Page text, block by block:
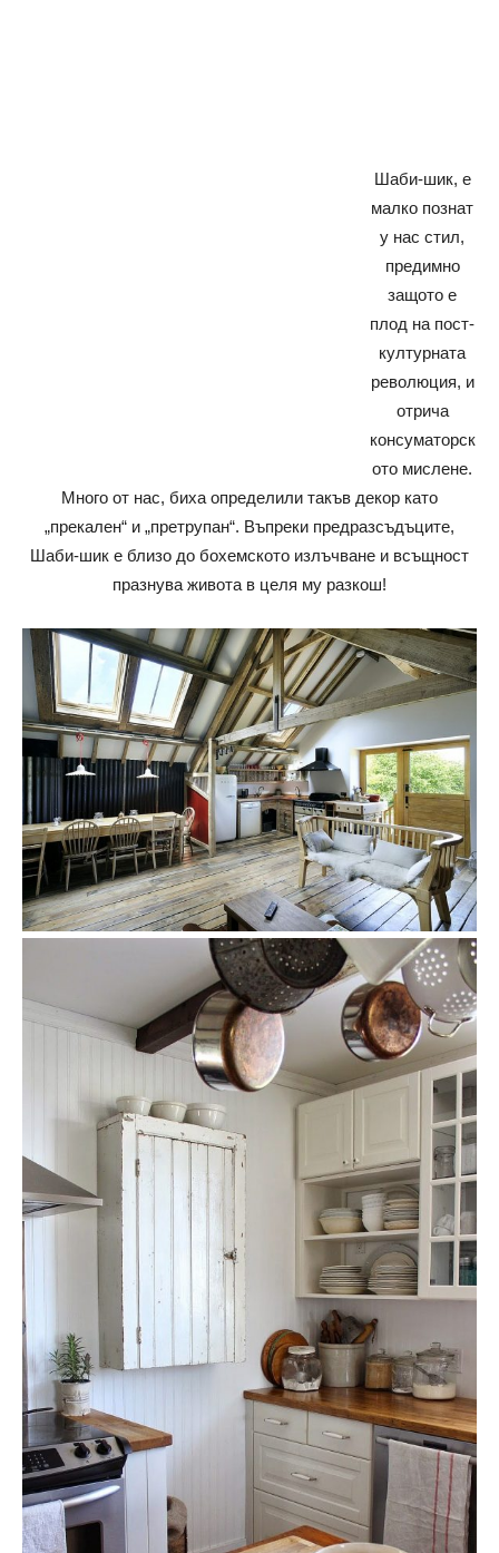
Шаби-шик, е
малко познат
у нас стил,
предимно
защото е
плод на пост-
културната
революция, и
отрича
консуматорск
ото мислене.
Много от нас, биха определили такъв декор като
„прекален“ и „претрупан“. Въпреки предразсъдъците,
Шаби-шик е близо до бохемското излъчване и всъщност
празнува живота в целя му разкош!